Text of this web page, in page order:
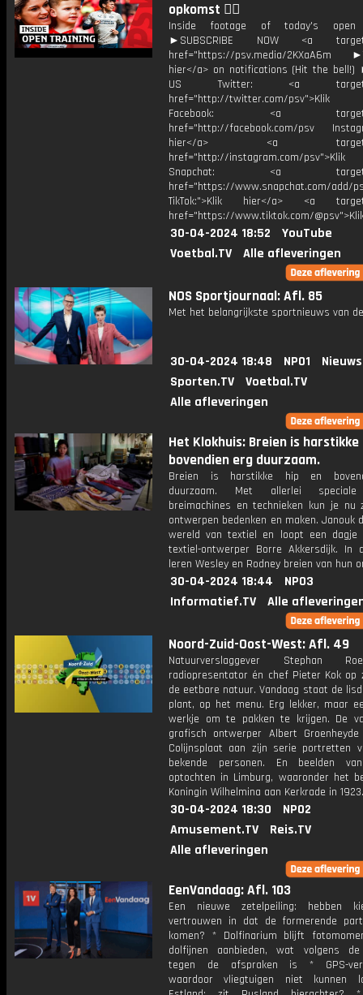
opkomst 😮‍💨
Inside footage of today's open
►SUBSCRIBE NOW <a
href="https://psv.media/2KXaA6m
hier</a> on notifications (Hit the bell!)
US Twitter: <a
href="http://twitter.com/psv">Klik
Facebook: <a
href="http://facebook.com/psv
hier</a> <a
href="http://instagram.com/
Snapchat: <a
href="https://www.snapchat.com/add/
TikTok:">Klik hier</a> <a
href="https://www.tiktok.com/
30-04-2024 18:52
YouTube
Voetbal.TV
Alle afleveringen
NOS Sportjournaal: Afl. 85
Met het belangrijkste sportnieuws van
30-04-2024 18:48 NPO1
Sporten.TV
Voetbal.TV
Alle afleveringen
Het Klokhuis: Breien is harstikke
bovendien erg duurzaam.
Breien is harstikke hip en
duurzaam. Met allerlei
breimachines en technieken kun je nu
ontwerpen bedenken en maken. Janouk
wereld van textiel en loopt een dagje
textiel-ontwerper Borre Akkersdijk. In
leren Wesley en Rodney breien van hun
30-04-2024 18:44
NPO3
Informatief.TV
Alle
Noord-Zuid-Oost-West: Afl. 49
Natuurverslaggever Stephan
radiopresentator én chef Pieter Kok op
de eetbare natuur. Vandaag staat de
plant, op het menu. Erg lekker, maar
werkje om te pakken te krijgen. De
grafisch ontwerper Albert
Colijnsplaat aan zijn serie portretten
bekende personen. En beelden
optochten in Limburg, waaronder het
Koningin Wilhelmina aan Kerkrade in 1923.
30-04-2024 18:30
NPO2
Amusement.TV
Reis.TV
Alle afleveringen
EenVandaag: Afl. 103
Een nieuwe zetelpeiling: hebben
vertrouwen in dat de formerende
komen? * Dolfinarium blijft
dolfijnen aanbieden, wat volgens
tegen de afspraken is * GPS-
waardoor vliegtuigen niet kunnen